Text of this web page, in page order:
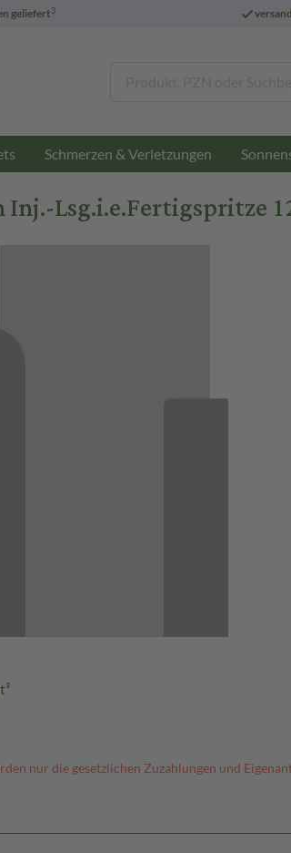
geliefert3
Schmerzen & Verletzungen
Inj.-Lsg.i.e.Fertigspritze
nur die gesetzlichen Zuzahlungen und